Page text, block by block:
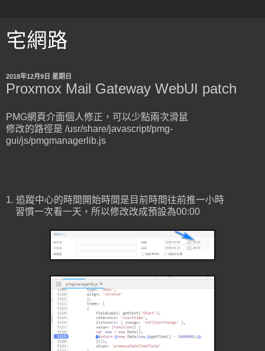
宅網路
2018年12月9日 星期日
Proxmox Mail Gateway WebUI patch
PMG網頁介面個人修正，可以少點兩次滑鼠
修改的路徑是 /usr/share/javascript/pmg-
gui/js/pmgmanagerlib.js
1. 追蹤中心的時間開始時間是目前時間往前推一小時
習慣一次看一天，所以修改改成預設為00:00